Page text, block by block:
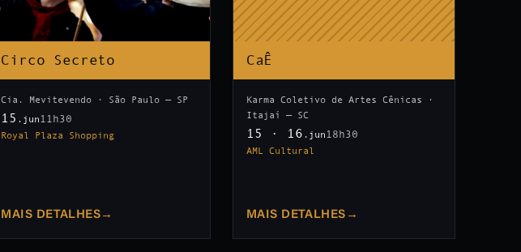
Circo Secreto
Cia. Mevitevendo · São Paulo — SP
15 .jun11h30
Royal Plaza Shopping
MAIS DETALHES →
CaÊ
Karma Coletivo de Artes Cênicas ·
Itajaí — SC
15 · 16 .jun18h30
AML Cultural
MAIS DETALHES →